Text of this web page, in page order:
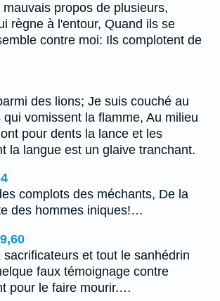
propos de plusieurs,
règne à l'entour, Quand ils se
contre moi: Ils complotent de
des lions; Je suis couché au
qui vomissent la flamme, Au milieu
pour dents la lance et les
la langue est un glaive tranchant.
complots des méchants, De la
des hommes iniques!…
sacrificateurs et tout le sanhédrin
faux témoignage contre
pour le faire mourir.…